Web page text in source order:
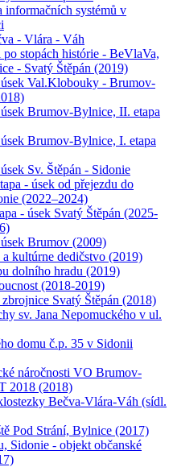
informačních systémů v
- Vlára - Váh
stopách histórie - BeVlaVa,
- Svatý Štěpán (2019)
Val.Klobouky - Brumov-
Brumov-Bylnice, II. etapa
Brumov-Bylnice, I. etapa
Sv. Štěpán - Sidonie
- úsek od přejezdu do
(2022–2024)
- úsek Svatý Štěpán (2025-
Brumov (2009)
kultúrne dedičstvo (2019)
dolního hradu (2019)
(2018-2019)
Svatý Štěpán (2018)
sv. Jana Nepomuckého v ul.
domu č.p. 35 v Sidonii
náročnosti VO Brumov-
2018 (2018)
Bečva-Vlára-Váh (sídl.
Pod Strání, Bylnice (2017)
Sidonie - objekt občanské